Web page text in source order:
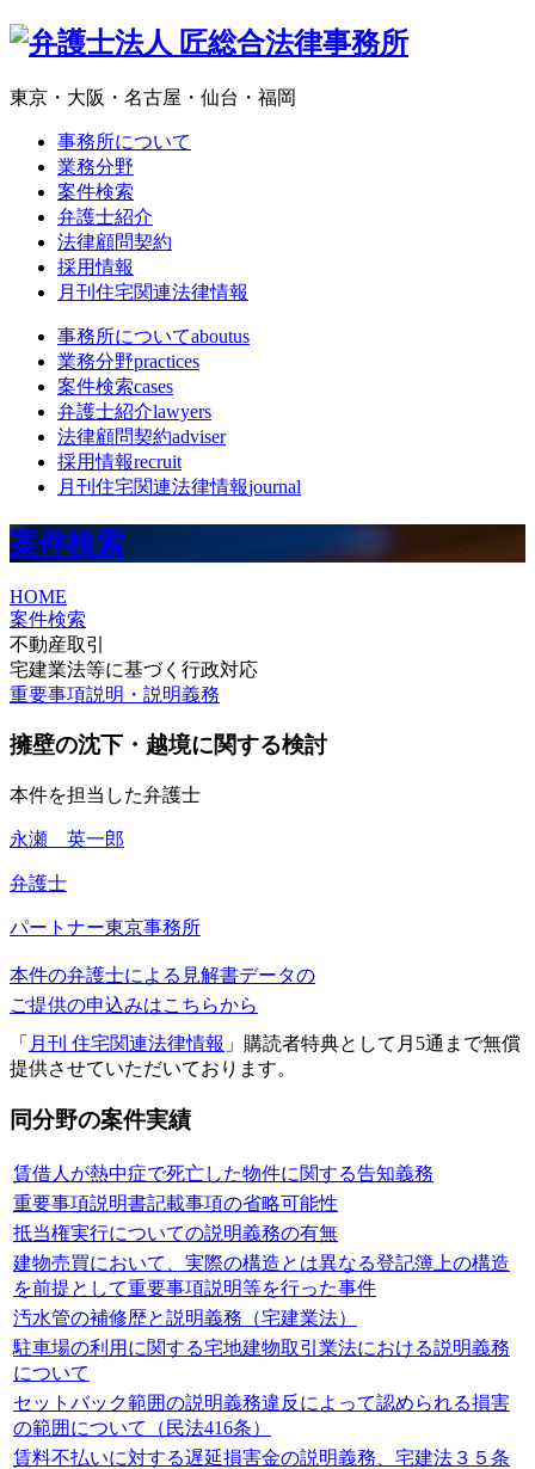
東京・大阪・名古屋・仙台・福岡
事務所について
業務分野
案件検索
弁護士紹介
法律顧問契約
採用情報
月刊住宅関連法律情報
事務所についてaboutus
業務分野practices
案件検索cases
弁護士紹介lawyers
法律顧問契約adviser
採用情報recruit
月刊住宅関連法律情報journal
案件検索
HOME
案件検索
不動産取引
宅建業法等に基づく行政対応
重要事項説明・説明義務
擁壁の沈下・越境に関する検討
本件を担当した弁護士
永瀬 英一郎
弁護士
パートナー東京事務所
本件の弁護士による見解書データの
ご提供の申込みはこちらから
「 月刊 住宅関連法律情報 」購読者特典として月5通まで無償
提供させていただいております。
同分野の案件実績
賃借人が熱中症で死亡した物件に関する告知義務
重要事項説明書記載事項の省略可能性
抵当権実行についての説明義務の有無
建物売買において、実際の構造とは異なる登記簿上の構造
を前提として重要事項説明等を行った事件
汚水管の補修歴と説明義務（宅建業法）
駐車場の利用に関する宅地建物取引業法における説明義務
について
セットバック範囲の説明義務違反によって認められる損害
の範囲について（民法416条）
賃料不払いに対する遅延損害金の説明義務、宅建法３５条